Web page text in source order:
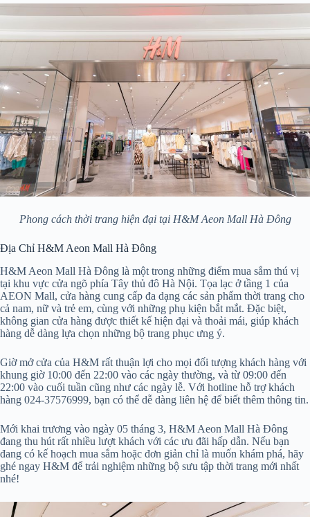
Phong cách thời trang hiện đại tại H&M Aeon Mall Hà Đông
Địa Chỉ H&M Aeon Mall Hà Đông
H&M Aeon Mall Hà Đông là một trong những điểm mua sắm thú vị
tại khu vực cửa ngõ phía Tây thủ đô Hà Nội. Tọa lạc ở tầng 1 của
AEON Mall, cửa hàng cung cấp đa dạng các sản phẩm thời trang cho
cả nam, nữ và trẻ em, cùng với những phụ kiện bắt mắt. Đặc biệt,
không gian cửa hàng được thiết kế hiện đại và thoải mái, giúp khách
hàng dễ dàng lựa chọn những bộ trang phục ưng ý.
Giờ mở cửa của H&M rất thuận lợi cho mọi đối tượng khách hàng với
khung giờ 10:00 đến 22:00 vào các ngày thường, và từ 09:00 đến
22:00 vào cuối tuần cũng như các ngày lễ. Với hotline hỗ trợ khách
hàng 024-37576999, bạn có thể dễ dàng liên hệ để biết thêm thông tin.
Mới khai trương vào ngày 05 tháng 3, H&M Aeon Mall Hà Đông
đang thu hút rất nhiều lượt khách với các ưu đãi hấp dẫn. Nếu bạn
đang có kế hoạch mua sắm hoặc đơn giản chỉ là muốn khám phá, hãy
ghé ngay H&M để trải nghiệm những bộ sưu tập thời trang mới nhất
nhé!